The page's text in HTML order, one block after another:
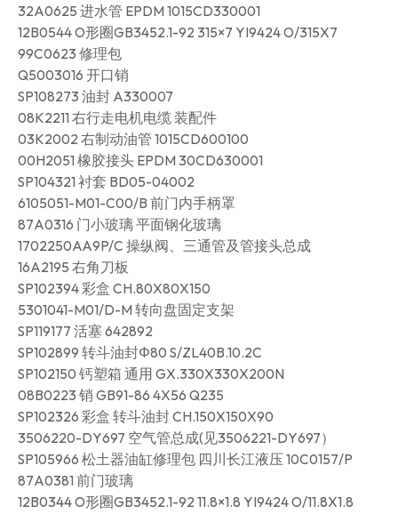
32A0625 进水管 EPDM 1015CD330001
12B0544 O形圈GB3452.1-92 315×7 YI9424 O/315X7
99C0623 修理包
Q5003016 开口销
SP108273 油封 A330007
08K2211 右行走电机电缆 装配件
03K2002 右制动油管 1015CD600100
00H2051 橡胶接头 EPDM 30CD630001
SP104321 衬套 BD05-04002
6105051-M01-C00/B 前门内手柄罩
87A0316 门小玻璃 平面钢化玻璃
1702250AA9P/C 操纵阀、三通管及管接头总成
16A2195 右角刀板
SP102394 彩盒 CH.80X80X150
5301041-M01/D-M 转向盘固定支架
SP119177 活塞 642892
SP102899 转斗油封Φ80 S/ZL40B.10.2C
SP102150 钙塑箱 通用 GX.330X330X200N
08B0223 销 GB91-86 4X56 Q235
SP102326 彩盒 转斗油封 CH.150X150X90
3506220-DY697 空气管总成(见3506221-DY697）
SP105966 松土器油缸修理包 四川长江液压 10C0157/P
87A0381 前门玻璃
12B0344 O形圈GB3452.1-92 11.8×1.8 YI9424 O/11.8X1.8